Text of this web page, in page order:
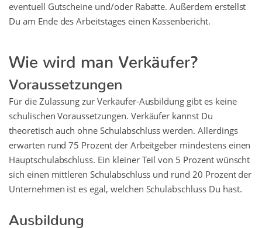
eventuell Gutscheine und/oder Rabatte. Außerdem erstellst
Du am Ende des Arbeitstages einen Kassenbericht.
Wie wird man Verkäufer?
Voraussetzungen
Für die Zulassung zur Verkäufer-Ausbildung gibt es keine
schulischen Voraussetzungen. Verkäufer kannst Du
theoretisch auch ohne Schulabschluss werden. Allerdings
erwarten rund 75 Prozent der Arbeitgeber mindestens einen
Hauptschulabschluss. Ein kleiner Teil von 5 Prozent wünscht
sich einen mittleren Schulabschluss und rund 20 Prozent der
Unternehmen ist es egal, welchen Schulabschluss Du hast.
Ausbildung